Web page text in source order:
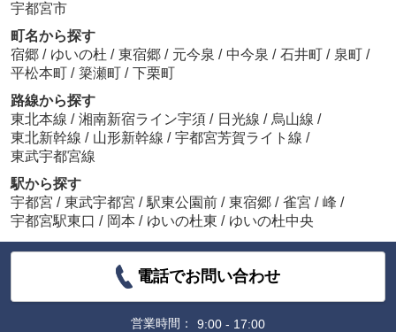
宇都宮市
町名から探す
宿郷 / ゆいの杜 / 東宿郷 / 元今泉 / 中今泉 / 石井町 / 泉町 /
平松本町 / 簗瀬町 / 下栗町
路線から探す
東北本線 / 湘南新宿ライン宇須 / 日光線 / 烏山線 /
東北新幹線 / 山形新幹線 / 宇都宮芳賀ライト線 /
東武宇都宮線
駅から探す
宇都宮 / 東武宇都宮 / 駅東公園前 / 東宿郷 / 雀宮 / 峰 /
宇都宮駅東口 / 岡本 / ゆいの杜東 / ゆいの杜中央
電話でお問い合わせ
営業時間：
9:00 - 17:00